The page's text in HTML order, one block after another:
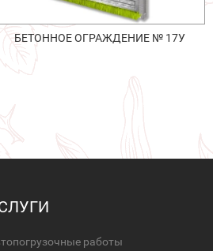
БЕТОННОЕ ОГРАЖДЕНИЕ № 17У
работы